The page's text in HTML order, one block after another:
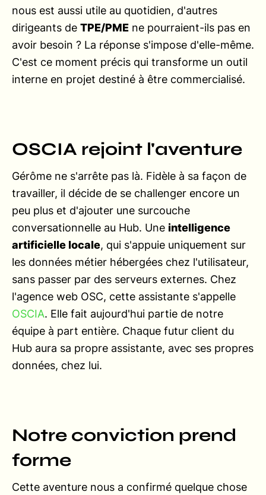
nous est aussi utile au quotidien, d'autres
dirigeants de TPE/PME ne pourraient-ils pas en
avoir besoin ? La réponse s'impose d'elle-même.
C'est ce moment précis qui transforme un outil
interne en projet destiné à être commercialisé.
OSCIA rejoint l'aventure
Gérôme ne s'arrête pas là. Fidèle à sa façon de
travailler, il décide de se challenger encore un
peu plus et d'ajouter une surcouche
conversationnelle au Hub. Une intelligence
artificielle locale, qui s'appuie uniquement sur
les données métier hébergées chez l'utilisateur,
sans passer par des serveurs externes. Chez
l'agence web OSC, cette assistante s'appelle
OSCIA. Elle fait aujourd'hui partie de notre
équipe à part entière. Chaque futur client du
Hub aura sa propre assistante, avec ses propres
données, chez lui.
Notre conviction prend
forme
Cette aventure nous a confirmé quelque chose